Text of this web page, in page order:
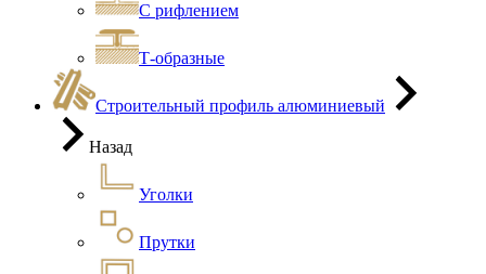
С рифлением
Т-образные
Строительный профиль алюминиевый
Назад
Уголки
Прутки